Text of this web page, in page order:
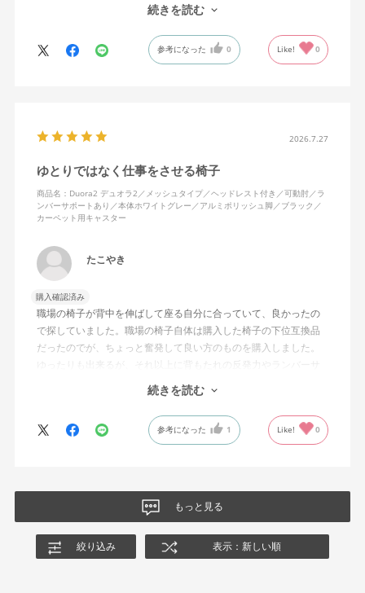
ランバーサポートは思ったよりやさしいサポート。従来使ってい
た骨盤サポートチェアよりも支える感じは緩やかだが、姿勢の崩
の夏の暑さを考えてメッシュを選んで正解。暑気が上がる2階の仕
ープグリーンも爽やかさを感じさせてGOOD。
シンプルで機能性の高いバランスのとれたチェア。背面とヘッド
レストにもたれかかるような使い方はまだあまりしていないが、
続きを読む
参考になった 0 Like! 0
2026.7.27
ゆとりではなく仕事をさせる椅子
商品名：Duora2 デュオラ2／メッシュタイプ／ヘッドレスト付き／可動肘／ラ
ンバーサポートあり／本体ホワイトグレー／アルミポリッシュ脚／ブラック／
カーペット用キャスター
たこやき
購入確認済み
職場の椅子が背中を伸ばして座る自分に合っていて、良かったの
で探していました。職場の椅子自体は購入した椅子の下位互換品
だったのでが、ちょっと奮発して良い方のものを購入しました。
ゆったりも出来るが、それ以上に背もたれの反発力やランバーサ
ポートを突き出したり出来るので、モニターに向かわす方にも力
が入っていて仕事をするにはすごく良い椅子でした。
続きを読む
参考になった 1 Like! 0
もっと見る
絞り込み 表示：新しい順